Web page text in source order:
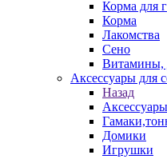
Корма для
Корма
Лакомства
Сено
Витамины,
Аксессуары для
Назад
Домики
Игрушки